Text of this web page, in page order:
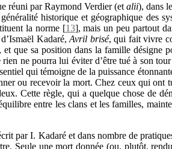
réuni par Raymond Verdier (et alii), dans
généralité historique et géographique des
la norme[13], mais un peu partout
Kadaré,Avril brisé, qui fait vivre
que sa position dans la famille désigne
ne pourra lui éviter d’être tué à son tour
qui témoigne de la puissance
ou recevoir la mort. Chez ceux qui ont
Cette règle, qui a quelque chose de
entre les clans et les familles,
par I. Kadaré et dans nombre de
Seule une mort donnée (ou, plutôt,